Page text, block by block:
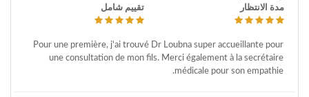
مدة الانتظار
تقييم شامل
Pour une première, j'ai trouvé Dr Loubna super accueillante pour
une consultation de mon fils. Merci également à la secrétaire
médicale pour son empathie.